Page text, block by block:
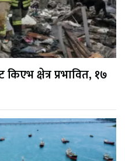
क्षेत्र प्रभावित, १७